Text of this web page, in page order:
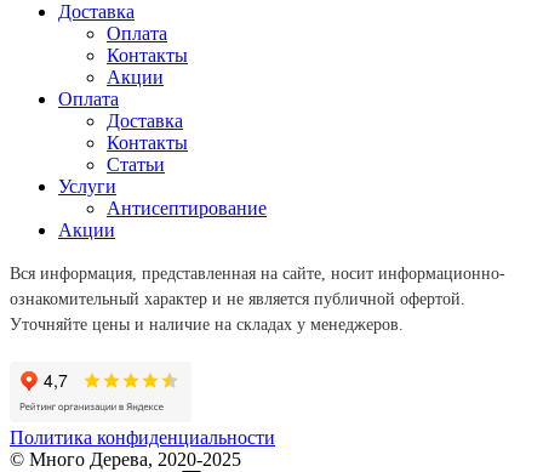
Доставка
Оплата
Контакты
Акции
Оплата
Доставка
Контакты
Статьи
Услуги
Антисептирование
Акции
Вся информация, представленная на сайте, носит информационно-
ознакомительный характер и не является публичной офертой.
Уточняйте цены и наличие на складах у менеджеров.
Политика конфиденциальности
© Много Дерева, 2020-2025